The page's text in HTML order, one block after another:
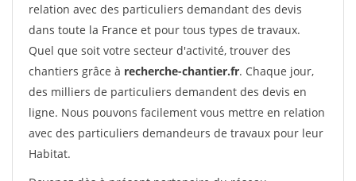
relation avec des particuliers demandant des devis
dans toute la France et pour tous types de travaux.
Quel que soit votre secteur d'activité, trouver des
chantiers grâce à recherche-chantier.fr. Chaque jour,
des milliers de particuliers demandent des devis en
ligne. Nous pouvons facilement vous mettre en relation
avec des particuliers demandeurs de travaux pour leur
Habitat.